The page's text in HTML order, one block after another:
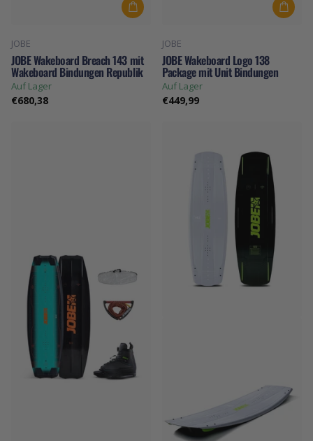
JOBE
JOBE Wakeboard Breach 143 mit
Wakeboard Bindungen Republik
Auf Lager
€680,38
JOBE
JOBE Wakeboard Logo 138
Package mit Unit Bindungen
Auf Lager
€449,99